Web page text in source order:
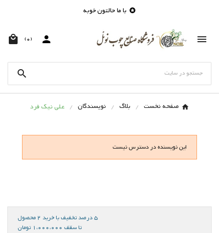
 با ما حالتون خوبه


 (0)

صفحه نخست بلاگ نویسندگان علی نیک فرد
این نویسنده در دسترس نیست
5 درصد تخفیف با خرید 2 محصول
تا سقف 1،000،000 تومان